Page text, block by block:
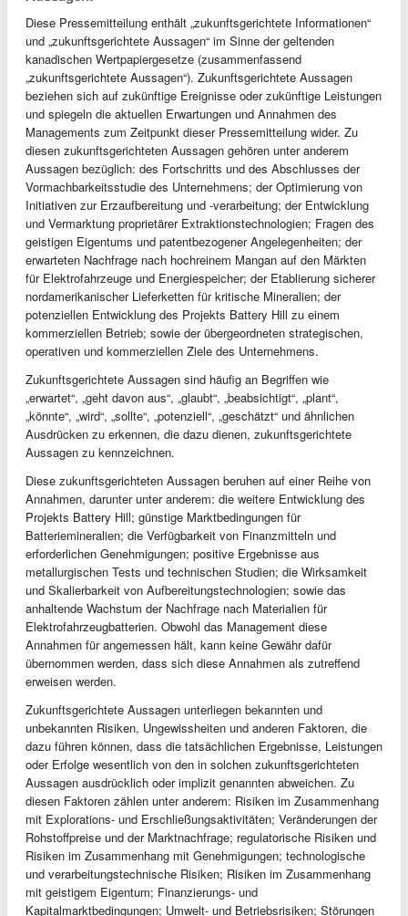
Diese Pressemitteilung enthält „zukunftsgerichtete Informationen“
und „zukunftsgerichtete Aussagen“ im Sinne der geltenden
kanadischen Wertpapiergesetze (zusammenfassend
„zukunftsgerichtete Aussagen“). Zukunftsgerichtete Aussagen
beziehen sich auf zukünftige Ereignisse oder zukünftige Leistungen
und spiegeln die aktuellen Erwartungen und Annahmen des
Managements zum Zeitpunkt dieser Pressemitteilung wider. Zu
diesen zukunftsgerichteten Aussagen gehören unter anderem
Aussagen bezüglich: des Fortschritts und des Abschlusses der
Vormachbarkeitsstudie des Unternehmens; der Optimierung von
Initiativen zur Erzaufbereitung und -verarbeitung; der Entwicklung
und Vermarktung proprietärer Extraktionstechnologien; Fragen des
geistigen Eigentums und patentbezogener Angelegenheiten; der
erwarteten Nachfrage nach hochreinem Mangan auf den Märkten
für Elektrofahrzeuge und Energiespeicher; der Etablierung sicherer
nordamerikanischer Lieferketten für kritische Mineralien; der
potenziellen Entwicklung des Projekts Battery Hill zu einem
kommerziellen Betrieb; sowie der übergeordneten strategischen,
operativen und kommerziellen Ziele des Unternehmens.
Zukunftsgerichtete Aussagen sind häufig an Begriffen wie
„erwartet“, „geht davon aus“, „glaubt“, „beabsichtigt“, „plant“,
„könnte“, „wird“, „sollte“, „potenziell“, „geschätzt“ und ähnlichen
Ausdrücken zu erkennen, die dazu dienen, zukunftsgerichtete
Aussagen zu kennzeichnen.
Diese zukunftsgerichteten Aussagen beruhen auf einer Reihe von
Annahmen, darunter unter anderem: die weitere Entwicklung des
Projekts Battery Hill; günstige Marktbedingungen für
Batteriemineralien; die Verfügbarkeit von Finanzmitteln und
erforderlichen Genehmigungen; positive Ergebnisse aus
metallurgischen Tests und technischen Studien; die Wirksamkeit
und Skalierbarkeit von Aufbereitungstechnologien; sowie das
anhaltende Wachstum der Nachfrage nach Materialien für
Elektrofahrzeugbatterien. Obwohl das Management diese
Annahmen für angemessen hält, kann keine Gewähr dafür
übernommen werden, dass sich diese Annahmen als zutreffend
erweisen werden.
Zukunftsgerichtete Aussagen unterliegen bekannten und
unbekannten Risiken, Ungewissheiten und anderen Faktoren, die
dazu führen können, dass die tatsächlichen Ergebnisse, Leistungen
oder Erfolge wesentlich von den in solchen zukunftsgerichteten
Aussagen ausdrücklich oder implizit genannten abweichen. Zu
diesen Faktoren zählen unter anderem: Risiken im Zusammenhang
mit Explorations- und Erschließungsaktivitäten; Veränderungen der
Rohstoffpreise und der Marktnachfrage; regulatorische Risiken und
Risiken im Zusammenhang mit Genehmigungen; technologische
und verarbeitungstechnische Risiken; Risiken im Zusammenhang
mit geistigem Eigentum; Finanzierungs- und
Kapitalmarktbedingungen; Umwelt- und Betriebsrisiken; Störungen